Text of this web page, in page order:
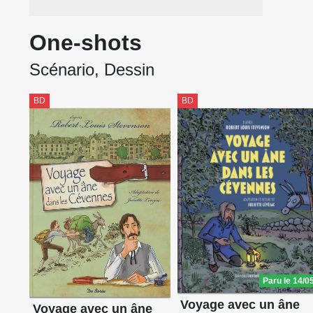
One-shots
Scénario, Dessin
BD
Voyage avec un âne
BD
Paru le 14/
Voyage avec un âne